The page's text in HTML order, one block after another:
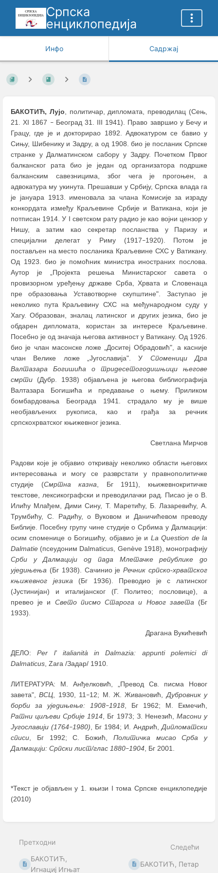
Српска
енциклопедија
Инфо Садржај
БАКОТИЋ, Лујо, политичар, дипломата, преводилац (Сењ,
21. XI 1867 –Београд 31. III 1941). Право завршио у Бечу и
Грацу, где је и докторирао 1892. Адвокатуром се бавио у
Сињу, Шибенику и Задру, а од 1908. био је посланик Српске
странке у Далматинском сабору у Задру. Почетком Првог
балканског рата био је један од организатора подршке
балканским савезницима, због чега је прогоњен, а
адвокатура му укинута. Прешавши у Србију, Српска влада га
је јануара 1913. именовала за члана Комисије за израду
конкордата између Краљевине Србије и Ватикана, који је
потписан 1914. У I светском рату радио је као војни цензор у
Нишу, а затим као секретар посланства у Паризу и
специјални делегат у Риму (1917–1920). Потом је
постављен на место посланика Краљевине СХС у Ватикану.
Од 1923. био је помоћник министра иностраних послова.
Аутор је „Пројекта решења Министарског савета о
провизорном уређењу државе Срба, Хрвата и Словенаца
пре образовања Уставотворне скупштине". Заступао је
неколико пута Краљевину СХС на међународном суду у
Хагу. Oбразован, зналац латинског и других језика, био је
обдарен дипломата, користан за интересе Краљевине.
Посебно је од значаја његова активност у Ватикану. Од 1926.
био је члан масонске ложе „Доситеј Обрадовић", а касније
члан Велике ложе „Југославија". У Споменици Дра
Валтазара Богишића о тридесетогодишњици његове
смрти (Дубр. 1938) објављена је његова библиографија
Валтазара Богишића и предавање о њему. Приликом
бомбардовања Београда 1941. страдало му је више
необјављених рукописа, као и грађа за речник
српскохрватског књижевног језика.
Светлана Мирчов
Радови које је објавио откривају неколико области његових
интересовања и могу се разврстати у правнополитичке
студије (Смртна казна , Бг 1911), књижевнокритичке
текстове, лексикографски и преводилачки рад. Писао је о В.
Илићу Млађем, Дими Сину, Т. Маретићу, Б. Лазаревићу, А.
Трумбићу, С. Радићу, о Вуковом и Даничићевом преводу
Библије. Посебну групу чине студије о Србима у Далмацији:
осим споменице о Богишићу, објавио је и La Question de la
Dalmatie (псеудоним Dalmaticus, Genève 1918), монографију
Срби у Далмацији од пада Млетачке републике до
уједињења (Бг 1938). Сачинио јеРечник српско-хрватског
књижевног језика (Бг 1936). Преводио је с латинског
(Јустинијан) и италијанског (Г. Политео; пословице), а
превео је и Свето писмо Старога и Новог завета (Бг
1933).
Драгана Вукићевић
ДЕЛО:Per l' italianità in Dalmazia: appunti polemici di
Dalmaticus, Zara /Задар/ 1910.
ЛИТЕРАТУРА: М. Анђелковић, „Превод Св. писма Новог
завета",ВСЦ , 1930, 11 –12; М. Ж. Живановић, Дубровник у
борби за уједињење: 1908–1918 , Бг 1962; М. Екмечић,
Ратни циљеви Србије 1914 , Бг 1973; З. Ненезић, Масони у
Југославији (1764–1980) , Бг 1984; И. Андрић, Дипломатски
списи , Бг 1992; С. Божић, Политичка мисао Срба у
Далмацији: Српски лист/глас 1880–1904 , Бг 2001.
*Текст је објављен у 1. књизи I тома Српске енциклопедије
(2010)
mode
Претходни
БАКОТИЋ,
Игнациј Игњат
Следећи
БАКОТИЋ, Петар